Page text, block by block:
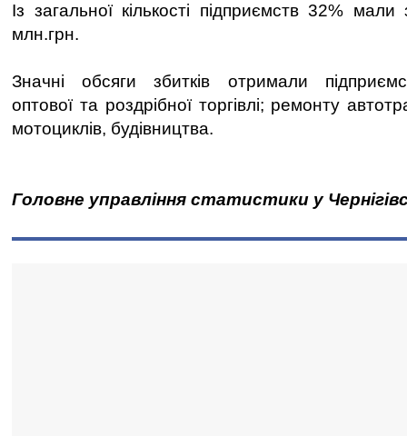
Із загальної кількості підприємств 32%
млн.грн.
Значні обсяги збитків отримали
оптової та роздрібної торгівлі; ремонту
мотоциклів, будівництва.
Головне управління статистики у